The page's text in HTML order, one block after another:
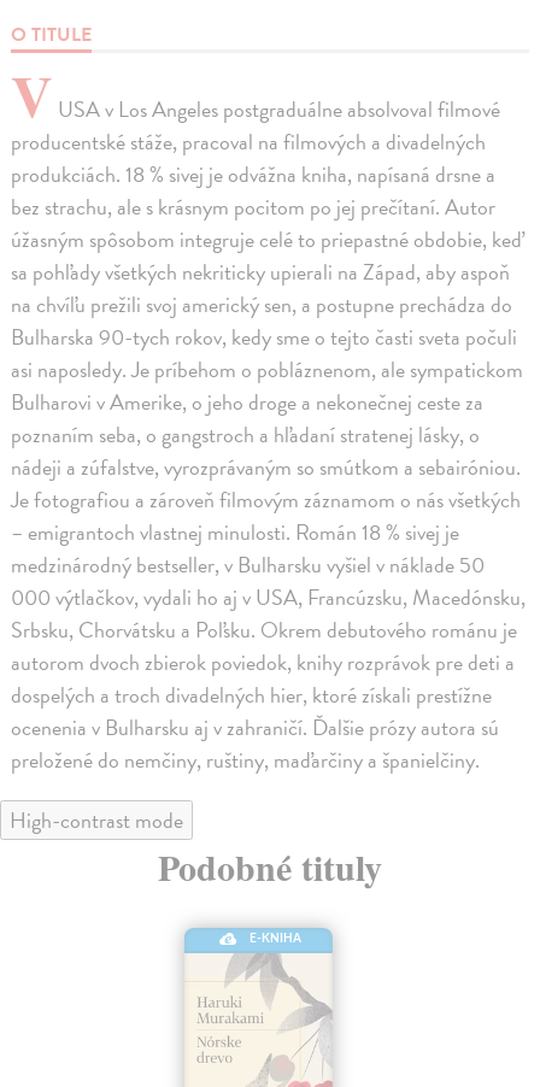
O TITULE
V USA v Los Angeles postgraduálne absolvoval filmové
producentské stáže, pracoval na filmových a divadelných
produkciách. 18 % sivej je odvážna kniha, napísaná drsne a
bez strachu, ale s krásnym pocitom po jej prečítaní. Autor
úžasným spôsobom integruje celé to priepastné obdobie, keď
sa pohľady všetkých nekriticky upierali na Západ, aby aspoň
na chvíľu prežili svoj americký sen, a postupne prechádza do
Bulharska 90-tych rokov, kedy sme o tejto časti sveta počuli
asi naposledy. Je príbehom o pobláznenom, ale sympatickom
Bulharovi v Amerike, o jeho droge a nekonečnej ceste za
poznaním seba, o gangstroch a hľadaní stratenej lásky, o
nádeji a zúfalstve, vyrozprávaným so smútkom a sebairóniou.
Je fotografiou a zároveň filmovým záznamom o nás všetkých
– emigrantoch vlastnej minulosti. Román 18 % sivej je
medzinárodný bestseller, v Bulharsku vyšiel v náklade 50
000 výtlačkov, vydali ho aj v USA, Francúzsku, Macedónsku,
Srbsku, Chorvátsku a Poľsku. Okrem debutového románu je
autorom dvoch zbierok poviedok, knihy rozprávok pre deti a
dospelých a troch divadelných hier, ktoré získali prestížne
ocenenia v Bulharsku aj v zahraničí. Ďalšie prózy autora sú
preložené do nemčiny, ruštiny, maďarčiny a španielčiny.
High-contrast mode
Podobné tituly
E-KNIHA